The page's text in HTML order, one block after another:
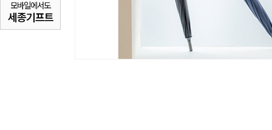
모바일에서도
세종기프트